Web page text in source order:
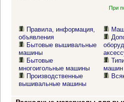
При
Правила, информация,
объявления
Бытовые вышивальные
машины
Бытовые
многоигольные машины
Производственные
вышивальные машины